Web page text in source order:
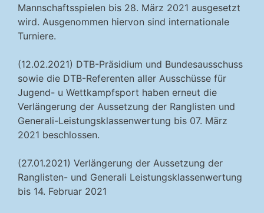
Mannschaftsspielen bis 28. März 2021 ausgesetzt
wird. Ausgenommen hiervon sind internationale
Turniere.
(12.02.2021) DTB-Präsidium und Bundesausschuss
sowie die DTB-Referenten aller Ausschüsse für
Jugend- u Wettkampfsport haben erneut die
Verlängerung der Aussetzung der Ranglisten und
Generali-Leistungsklassenwertung bis 07. März
2021 beschlossen.
(27.01.2021) Verlängerung der Aussetzung der
Ranglisten- und Generali Leistungsklassenwertung
bis 14. Februar 2021